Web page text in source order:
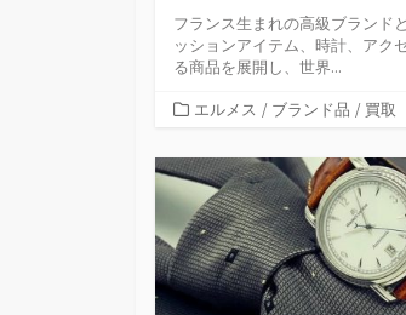
フランス生まれの高級ブランド
ッションアイテム、時計、アク
る商品を展開し、世界...
カ
ゴ
リ
ー
エルメス / ブランド品 / 買取